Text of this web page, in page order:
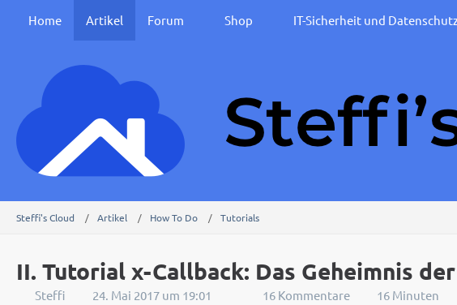
Home Artikel Forum Shop IT-Sicherheit und
Steffi's Cloud Artikel How To Do Tutorials
II. Tutorial x-Callback: Das Geheimnis
Steffi 24. Mai 2017 um 19:01 16 Kommentare 16 Minuten